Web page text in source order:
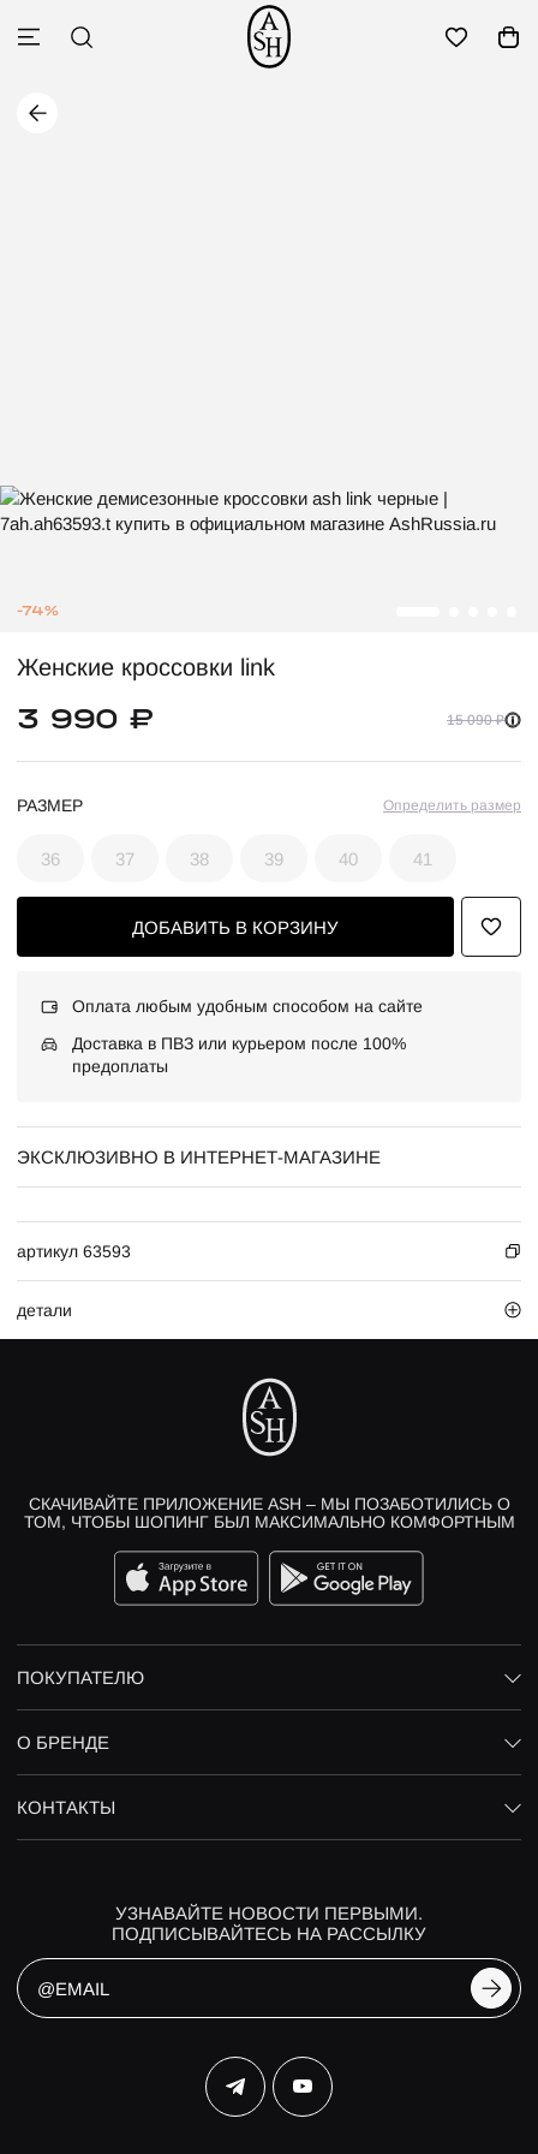
-74%
Женские кроссовки link
3 990 ₽ 15 090 ₽
РАЗМЕР Определить размер
36 37 38 39 40 41
ДОБАВИТЬ В КОРЗИНУ
Оплата любым удобным способом на сайте
Доставка в ПВЗ или курьером после 100%
предоплаты
ЭКСКЛЮЗИВНО В ИНТЕРНЕТ-МАГАЗИНЕ
артикул 63593
детали
СКАЧИВАЙТЕ ПРИЛОЖЕНИЕ ASH – МЫ ПОЗАБОТИЛИСЬ О
ТОМ, ЧТОБЫ ШОПИНГ БЫЛ МАКСИМАЛЬНО КОМФОРТНЫМ
ПОКУПАТЕЛЮ
О БРЕНДЕ
КОНТАКТЫ
УЗНАВАЙТЕ НОВОСТИ ПЕРВЫМИ.
ПОДПИСЫВАЙТЕСЬ НА РАССЫЛКУ